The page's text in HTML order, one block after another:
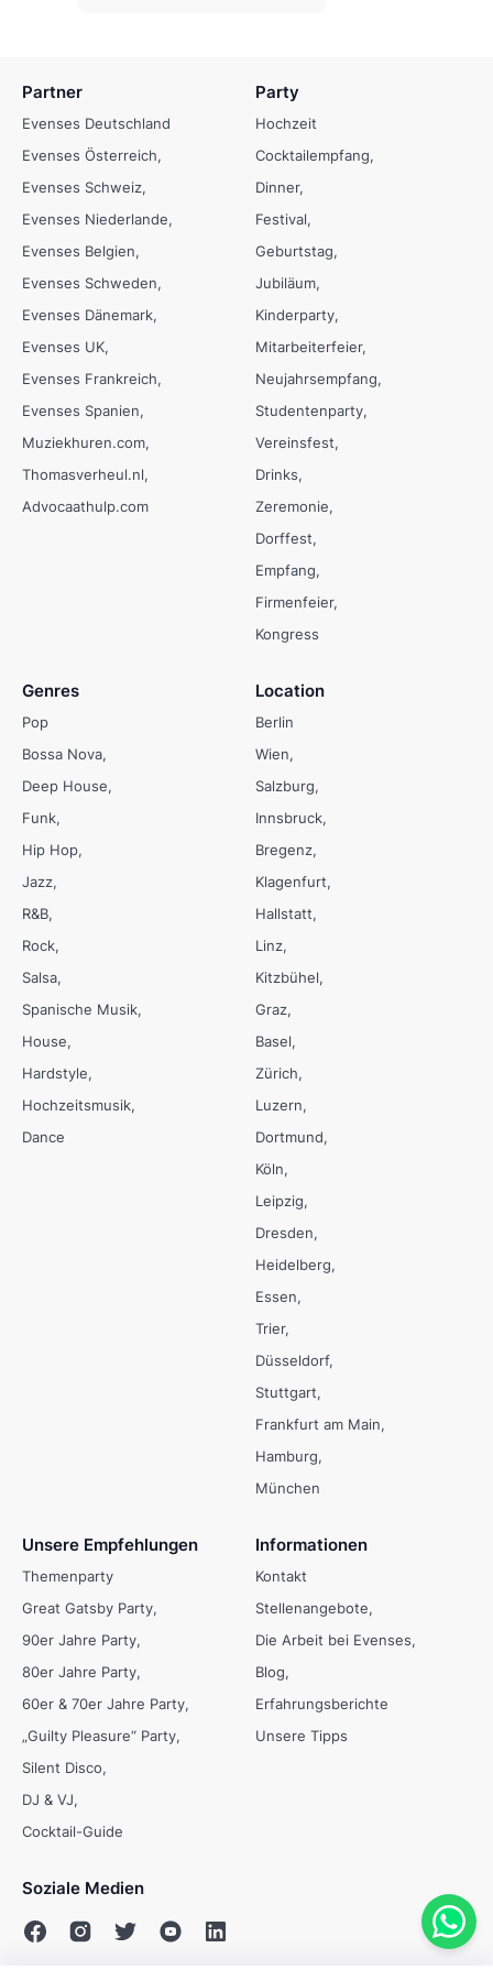
Partner
Evenses Deutschland
Evenses Österreich
Evenses Schweiz
Evenses Niederlande
Evenses Belgien
Evenses Schweden
Evenses Dänemark
Evenses UK
Evenses Frankreich
Evenses Spanien
Muziekhuren.com
Thomasverheul.nl
Advocaathulp.com
Party
Hochzeit
Cocktailempfang
Dinner
Festival
Geburtstag
Jubiläum
Kinderparty
Mitarbeiterfeier
Neujahrsempfang
Studentenparty
Vereinsfest
Drinks
Zeremonie
Dorffest
Empfang
Firmenfeier
Kongress
Genres
Pop
Bossa Nova
Deep House
Funk
Hip Hop
Jazz
R&B
Rock
Salsa
Spanische Musik
House
Hardstyle
Hochzeitsmusik
Dance
Location
Berlin
Wien
Salzburg
Innsbruck
Bregenz
Klagenfurt
Hallstatt
Linz
Kitzbühel
Graz
Basel
Zürich
Luzern
Dortmund
Köln
Leipzig
Dresden
Heidelberg
Essen
Trier
Düsseldorf
Stuttgart
Frankfurt am Main
Hamburg
München
Unsere Empfehlungen
Themenparty
Great Gatsby Party
90er Jahre Party
80er Jahre Party
60er & 70er Jahre Party
„Guilty Pleasure“ Party
Silent Disco
DJ & VJ
Cocktail-Guide
Informationen
Kontakt
Stellenangebote
Die Arbeit bei Evenses
Blog
Erfahrungsberichte
Unsere Tipps
Soziale Medien